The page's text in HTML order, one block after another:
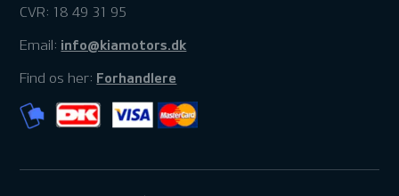
CVR: 18 49 31 95
Email: info@kiamotors.dk
Find os her: Forhandlere